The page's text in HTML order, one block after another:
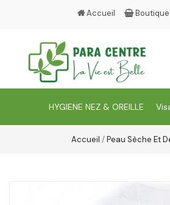
Accueil Boutique
HYGIENE NEZ & OREILLE
Accueil /Peau Sèche Et